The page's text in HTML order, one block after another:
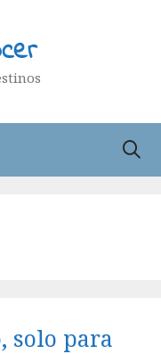
solo para